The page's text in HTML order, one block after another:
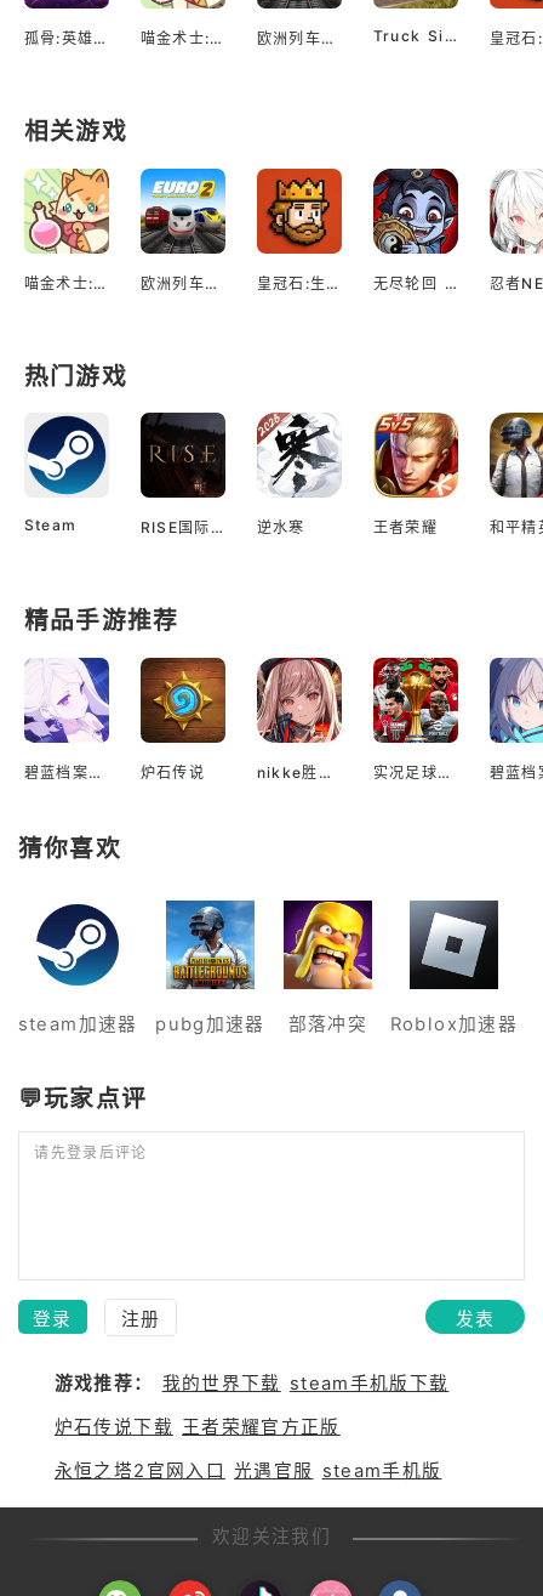
孤骨:英雄杀手 喵金术士:猫咪合并大亨 欧洲列车模拟2 Truck Simulator EVO: Drive USA
相关游戏
喵金术士:猫咪合并大亨 欧洲列车模拟2 皇冠石:生存 无尽轮回 鬼域摸金
热门游戏
Steam RISE国际服 逆水寒 王者荣耀 和平精
精品手游推荐
碧蓝档案国际服 炉石传说 nikke胜利女神国际服 实况足球2022手游
猜你喜欢
steam加速器 pubg加速器 部落冲突 Roblox加速器
💬玩家点评
请先登录后评论
登录 注册 发表
游戏推荐： 我的世界下载 steam手机版下载
炉石传说下载 王者荣耀官方正版
永恒之塔2官网入口 光遇官服 steam手机版
欢迎关注我们